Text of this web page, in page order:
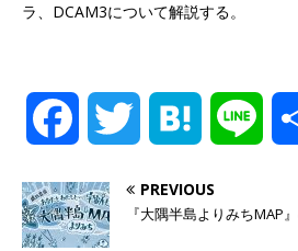
ラ、DCAM3について解説する。
c i t n
PREVIOUS
『大隅半島よりみちMAP